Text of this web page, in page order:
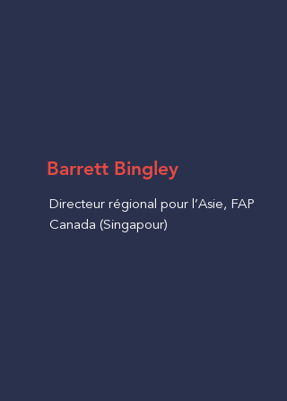
Barrett Bingley
Directeur régional pour l’Asie, FAP
Canada (Singapour)